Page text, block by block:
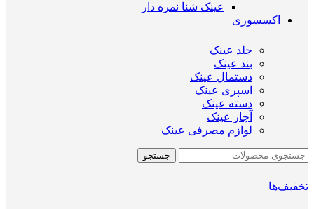
عینک شنا نمره دار
اکسسوری
جلد عینک
بند عینک
دستمال عینک
اسپری عینک
دسته عینک
آچار عینک
لوازم مصرفی عینک
جستجو
تخفیف‌ها